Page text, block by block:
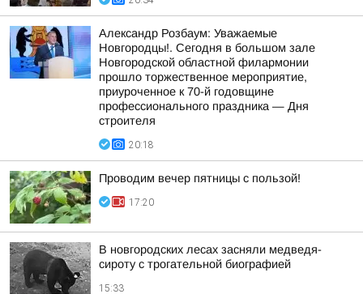
Александр Розбаум: Уважаемые
Новгородцы!. Сегодня в большом зале
Новгородской областной филармонии
прошло торжественное мероприятие,
приуроченное к 70-й годовщине
профессионального праздника — Дня
строителя
20:18
Проводим вечер пятницы с пользой!
17:20
В новгородских лесах засняли медведя-
сироту с трогательной биографией
15:33